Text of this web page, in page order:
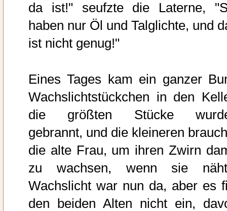
da ist!" seufzte die Laterne,
haben nur Öl und Talglichte, und
ist nicht genug!"
Eines Tages kam ein ganzer
Wachslichtstückchen in den
die größten Stücke
gebrannt, und die kleineren
die alte Frau, um ihren Zwirn
zu wachsen, wenn sie
Wachslicht war nun da, aber es
den beiden Alten nicht ein,